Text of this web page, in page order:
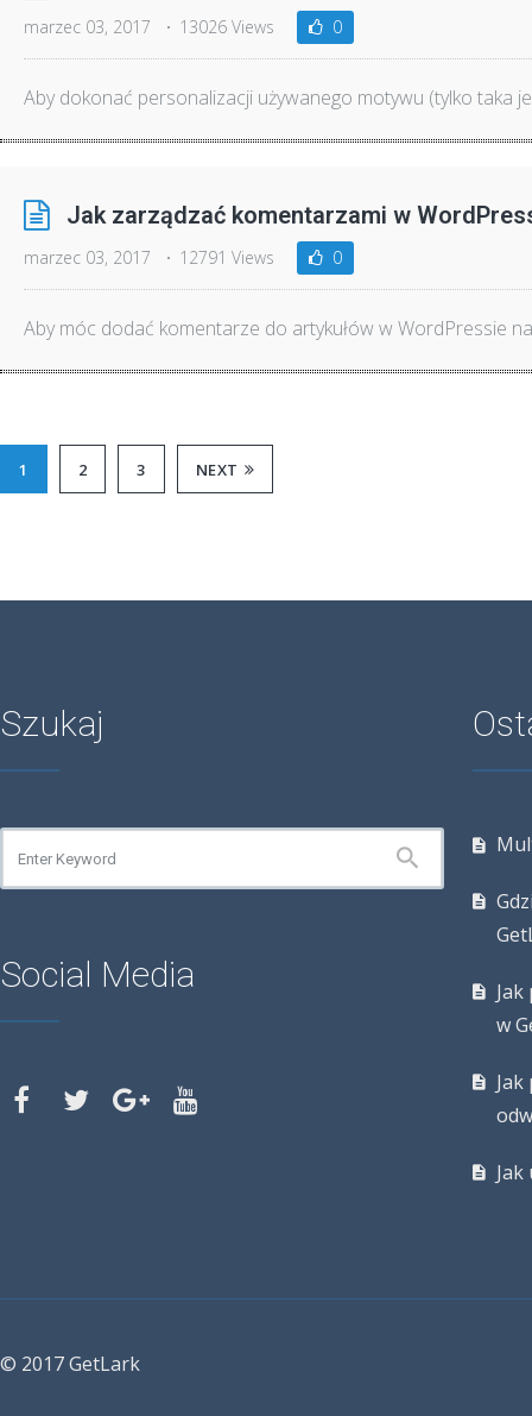
marzec 03, 2017 13026 Views 0
Aby dokonać personalizacji używanego motywu (tylko taka
Jak zarządzać komentarzami w
marzec 03, 2017 12791 Views 0
Aby móc dodać komentarze do artykułów w WordPressie
1 2 3 NEXT
Szukaj
Social Media
w
Jak
© 2017 GetLark